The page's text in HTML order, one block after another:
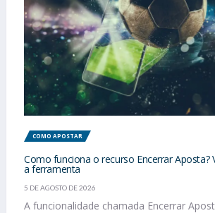
COMO APOSTAR
Como funciona o recurso Encerrar Aposta?
a ferramenta
5 DE AGOSTO DE 2026
A funcionalidade chamada Encerrar